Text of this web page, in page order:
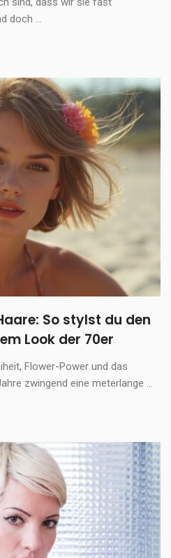
doch ...
So stylst du den
Look der 70er
Flower-Power und das
zwingend eine meterlange ...